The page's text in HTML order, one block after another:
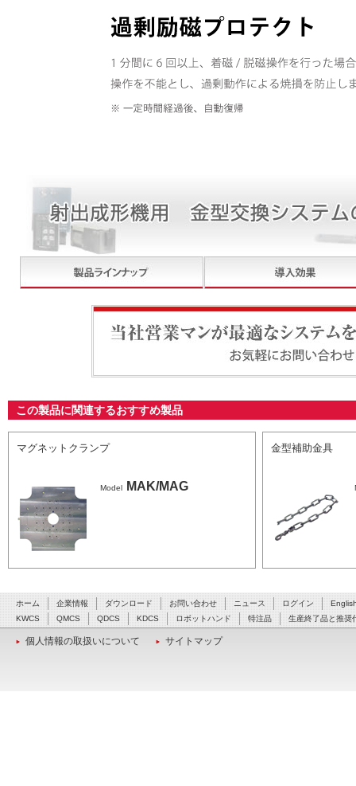
この製品に関連するおすすめ製品
マグネットクランプ
Model MAK/MAG
金型補助金具
ホーム 企業情報 ダウンロード お問い合わせ ニュース ログイン
KWCS
QMCS QDCS KDCS ロボットハンド 特注品 生産終了品と推奨
個人情報の取扱いについて サイトマップ